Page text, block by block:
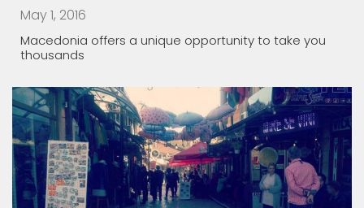
March 20, 2016
Lazy Sunday morning in Skopje, Macedonia
Rugince – Forgotten Stone Village
March 19, 2016
The village of Rugince, in Kriva Palanka region, endures